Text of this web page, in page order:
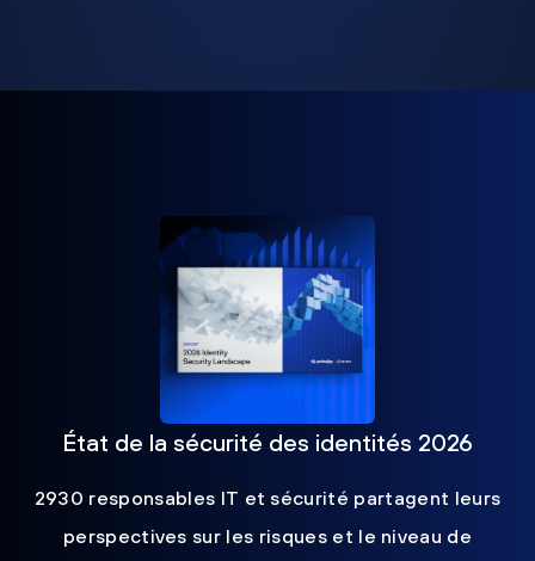
État de la sécurité des identités 2026
2930 responsables IT et sécurité partagent leurs
perspectives sur les risques et le niveau de